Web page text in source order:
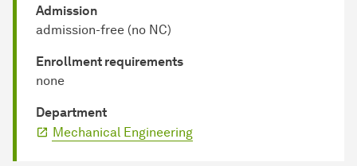
Admission
admission-free (no NC)
Enrollment requirements
none
Department
Mechanical Engineering